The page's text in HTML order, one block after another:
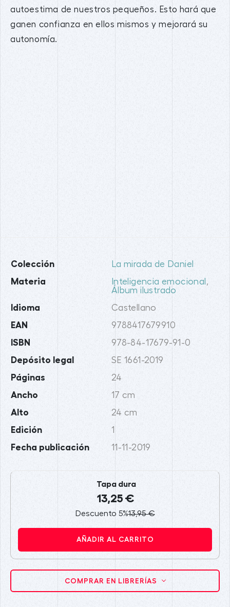
autoestima de nuestros pequeños. Esto hará que
ganen confianza en ellos mismos y mejorará su
autonomía.
Colección La mirada de Daniel
Materia Inteligencia emocional ,
Álbum ilustrado
Idioma Castellano
EAN 9788417679910
ISBN 978-84-17679-91-0
Depósito legal SE 1661-2019
Páginas 24
Ancho 17 cm
Alto 24 cm
Edición 1
Fecha publicación 11-11-2019
Tapa dura
13,25 €
Descuento 5%13,95 €
AÑADIR AL CARRITO
COMPRAR EN LIBRERÍAS